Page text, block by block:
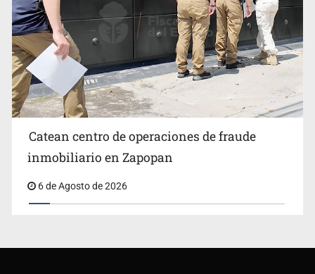
Catean centro de operaciones de fraude
inmobiliario en Zapopan
6 de Agosto de 2026